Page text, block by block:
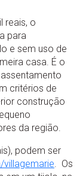
reais, o
para
e sem uso de
casa. É o
critérios de
construção
da região.
podem ser
. Os